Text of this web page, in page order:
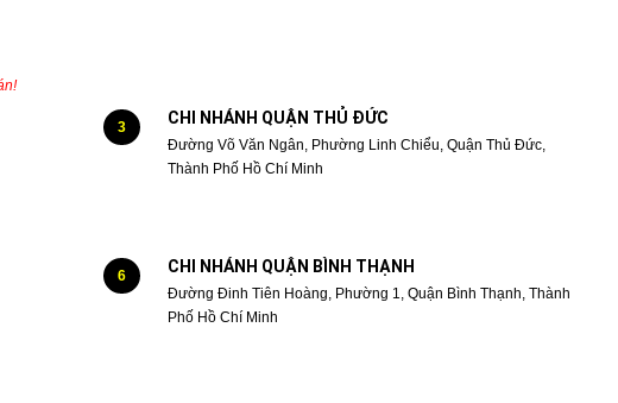
3 CHI NHÁNH QUẬN THỦ ĐỨC
Đường Võ Văn Ngân, Phường Linh Chiểu, Quận Thủ Đức,
Thành Phố Hồ Chí Minh
6 CHI NHÁNH QUẬN BÌNH THẠNH
Đường Đinh Tiên Hoàng, Phường 1, Quận Bình Thạnh, Thành
Phố Hồ Chí Minh